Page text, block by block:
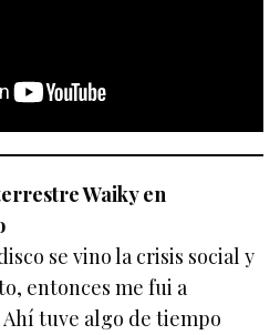
Waiky en
se vino la crisis social y
entonces me fui a
tuve algo de tiempo